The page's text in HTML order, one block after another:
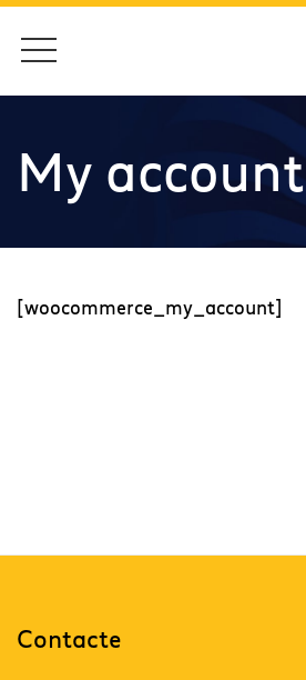
My account
[woocommerce_my_account]
Contacte